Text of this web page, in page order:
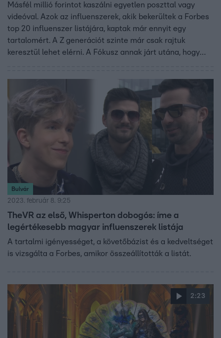
Másfél millió forintot kaszálni egyetlen poszttal vagy
videóval. Azok az influenszerek, akik bekerültek a Forbes
top 20 influenszer listájára, kaptak már ennyit egy
tartalomért. A Z generációt szinte már csak rajtuk
keresztül lehet elérni. A Fókusz annak járt utána, hogy
Bulvár
2023. február 8. 9:25
TheVR az első, Whisperton dobogós: íme a
legértékesebb magyar influenszerek listája
A tartalmi igényességet, a követőbázist és a kedveltséget
is vizsgálta a Forbes, amikor összeállították a listát.
2:23